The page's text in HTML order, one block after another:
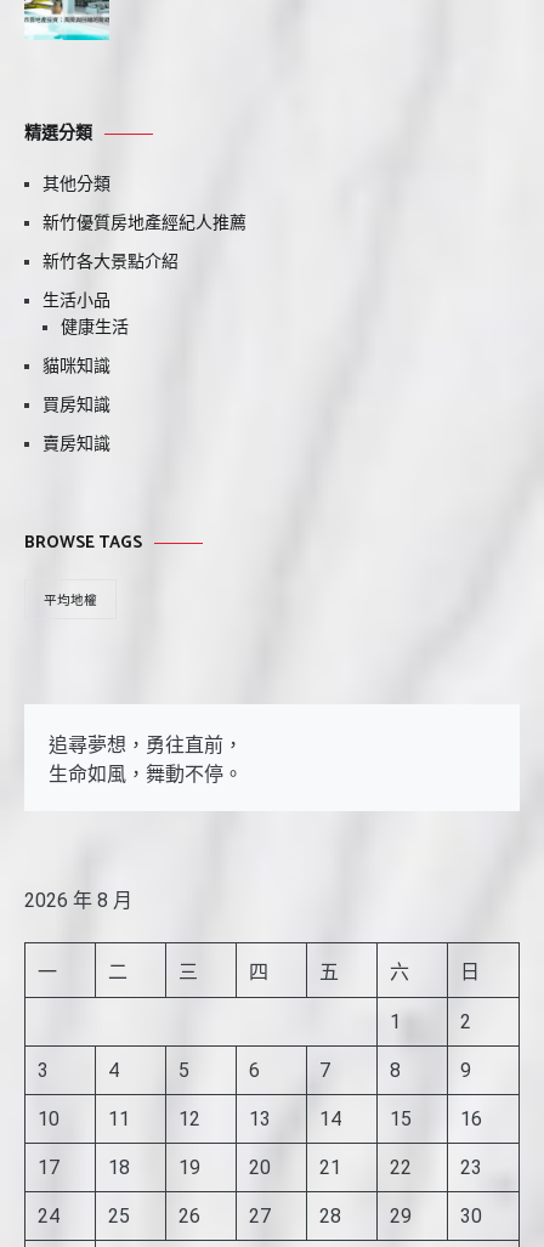
精選分類
其他分類
新竹優質房地產經紀人推薦
新竹各大景點介紹
生活小品
健康生活
貓咪知識
買房知識
賣房知識
BROWSE TAGS
平均地權
追尋夢想，勇往直前，
生命如風，舞動不停。
2026 年 8 月
一 二 三 四 五 六 日
1 2
3 4 5 6 7 8 9
10 11 12 13 14 15 16
17 18 19 20 21 22 23
24 25 26 27 28 29 30